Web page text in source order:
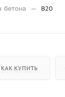
бетона
— В20
КАК КУПИТЬ